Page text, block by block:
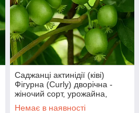
Саджанці актинідії (ківі)
Фігурна (Curly) дворічна -
жіночий сорт, урожайна,
морозостійка С1.5
Немає в наявності